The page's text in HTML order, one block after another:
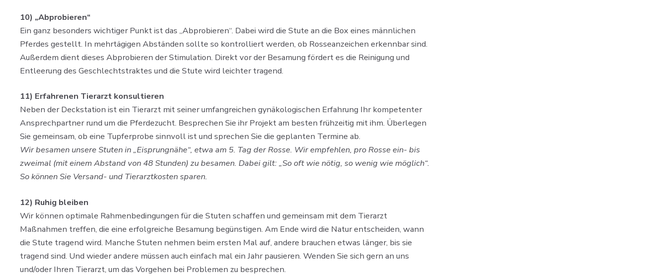
10) „Abprobieren“
Ein ganz besonders wichtiger Punkt ist das „Abprobieren“. Dabei wird die Stute an die Box eines männlichen
Pferdes gestellt. In mehrtägigen Abständen sollte so kontrolliert werden, ob Rosseanzeichen erkennbar sind.
Außerdem dient dieses Abprobieren der Stimulation. Direkt vor der Besamung fördert es die Reinigung und
Entleerung des Geschlechtstraktes und die Stute wird leichter tragend.
11) Erfahrenen Tierarzt konsultieren
Neben der Deckstation ist ein Tierarzt mit seiner umfangreichen gynäkologischen Erfahrung Ihr kompetenter
Ansprechpartner rund um die Pferdezucht. Besprechen Sie ihr Projekt am besten frühzeitig mit ihm. Überlegen
Sie gemeinsam, ob eine Tupferprobe sinnvoll ist und sprechen Sie die geplanten Termine ab.
Wir besamen unsere Stuten in „Eisprungnähe“, etwa am 5. Tag der Rosse. Wir empfehlen, pro Rosse ein- bis
zweimal (mit einem Abstand von 48 Stunden) zu besamen. Dabei gilt: „So oft wie nötig, so wenig wie möglich“.
So können Sie Versand- und Tierarztkosten sparen.
12) Ruhig bleiben
Wir können optimale Rahmenbedingungen für die Stuten schaffen und gemeinsam mit dem Tierarzt
Maßnahmen treffen, die eine erfolgreiche Besamung begünstigen. Am Ende wird die Natur entscheiden, wann
die Stute tragend wird. Manche Stuten nehmen beim ersten Mal auf, andere brauchen etwas länger, bis sie
tragend sind. Und wieder andere müssen auch einfach mal ein Jahr pausieren. Wenden Sie sich gern an uns
und/oder Ihren Tierarzt, um das Vorgehen bei Problemen zu besprechen.